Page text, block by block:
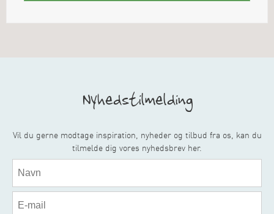
Nyhedstilmelding
Vil du gerne modtage inspiration, nyheder og tilbud fra os, kan du
tilmelde dig vores nyhedsbrev her.